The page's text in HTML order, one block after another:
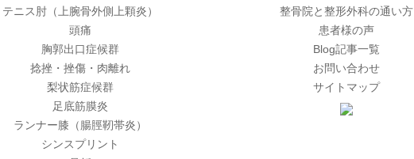
テニス肘（上腕骨外側上顆炎）
頭痛
胸郭出口症候群
捻挫・挫傷・肉離れ
梨状筋症候群
足底筋膜炎
ランナー膝（腸脛靭帯炎）
シンスプリント
整骨院と整形外科の通い方
患者様の声
Blog記事一覧
お問い合わせ
サイトマップ